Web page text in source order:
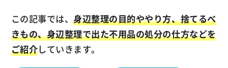
この記事では、身辺整理の目的ややり方、捨てるべ
きもの、身辺整理で出た不用品の処分の仕方などを
ご紹介していきます。